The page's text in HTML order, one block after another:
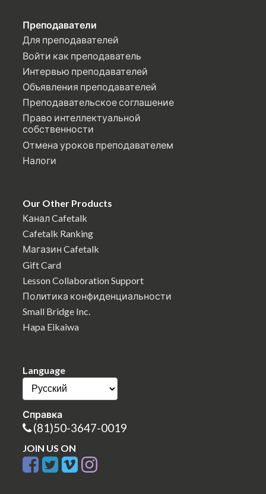
Преподаватели
Для преподавателей
Войти как преподаватель
Интервью преподавателей
Объявления преподавателей
Преподавательское соглашение
Право интеллектуальной
собственности
Отмена уроков преподавателем
Налоги
Our Other Products
Канал Cafetalk
Cafetalk Ranking
Магазин Cafetalk
Gift Card
Lesson Collaboration Support
Политика конфиденциальности
Small Bridge Inc.
Hapa Eikaiwa
Language
Справка
(81)50-3647-0019
JOIN US ON